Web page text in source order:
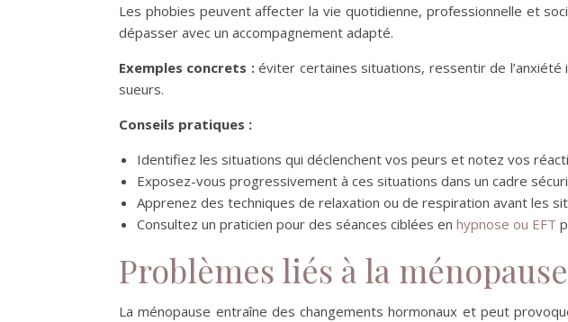
Les phobies peuvent affecter la vie quotidienne, professionnelle et
dépasser avec un accompagnement adapté.
Exemples concrets :éviter certaines situations, ressentir de
sueurs.
Conseils pratiques :
Identifiez les situations qui déclenchent vos peurs et notez vos
Exposez-vous progressivement à ces situations dans un cadre
Apprenez des techniques de relaxation ou de respiration avant les
Consultez un praticien pour des séances ciblées en hypnose ou EFT
Problèmes liés à la ménopause
La ménopause entraîne des changements hormonaux et peut